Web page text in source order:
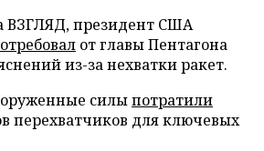
ВЗГЛЯД, президент США
от главы Пентагона
из-за нехватки ракет.
силыпотратили
перехватчиков для ключевых